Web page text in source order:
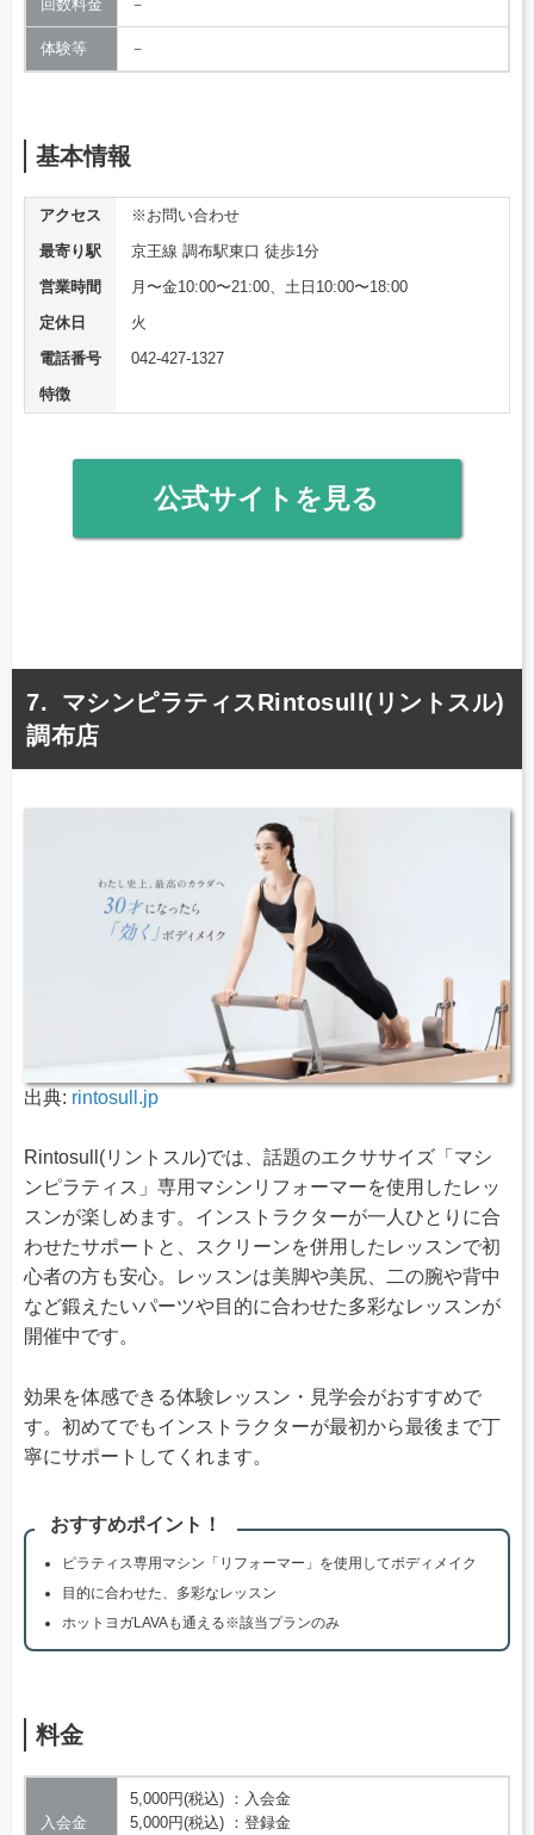
回数料金 －
体験等 －
基本情報
アクセス
※お問い合わせ
最寄り駅
京王線 調布駅東口 徒歩1分
営業時間
月〜金10:00〜21:00、土日10:00〜18:00
定休日
火
電話番号
042-427-1327
特徴
公式サイトを見る
マシンピラティスRintosull(リントスル)
調布店
出典: rintosull.jp
Rintosull(リントスル)では、話題のエクササイズ「マシ
ンピラティス」専用マシンリフォーマーを使用したレッ
スンが楽しめます。インストラクターが一人ひとりに合
わせたサポートと、スクリーンを併用したレッスンで初
心者の方も安心。レッスンは美脚や美尻、二の腕や背中
など鍛えたいパーツや目的に合わせた多彩なレッスンが
開催中です。
効果を体感できる体験レッスン・見学会がおすすめで
す。初めてでもインストラクターが最初から最後まで丁
寧にサポートしてくれます。
おすすめポイント！
ピラティス専用マシン「リフォーマー」を使用してボディメイク
目的に合わせた、多彩なレッスン
ホットヨガLAVAも通える※該当プランのみ
料金
入会金
5,000円(税込) ：入会金
5,000円(税込) ：登録金